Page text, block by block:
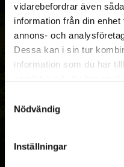
vidarebefordrar även
information från din
annons- och
Dessa kan i sin tur
information som du har
samlat in när du har
Nödvändig
Inställningar
Vill du lära dig mer
hålla dig uppdaterad
nylanseringar från
Fine Wine är vår
goda viner och är